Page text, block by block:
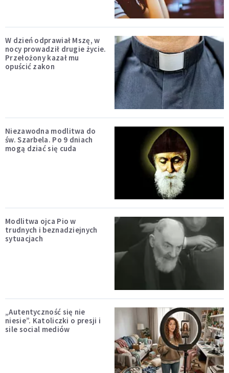
W dzień odprawiał Mszę, w
nocy prowadził drugie życie.
Przełożony kazał mu
opuścić zakon
Niezawodna modlitwa do
św. Szarbela. Po 9 dniach
mogą dziać się cuda
Modlitwa ojca Pio w
trudnych i beznadziejnych
sytuacjach
„Autentyczność się nie
niesie”. Katoliczki o presji i
sile social mediów